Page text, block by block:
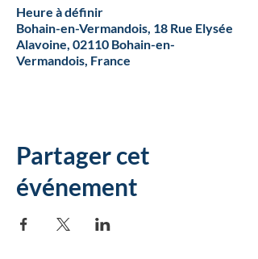
Heure à définir
Bohain-en-Vermandois, 18 Rue Elysée
Alavoine, 02110 Bohain-en-
Vermandois, France
Partager cet
événement